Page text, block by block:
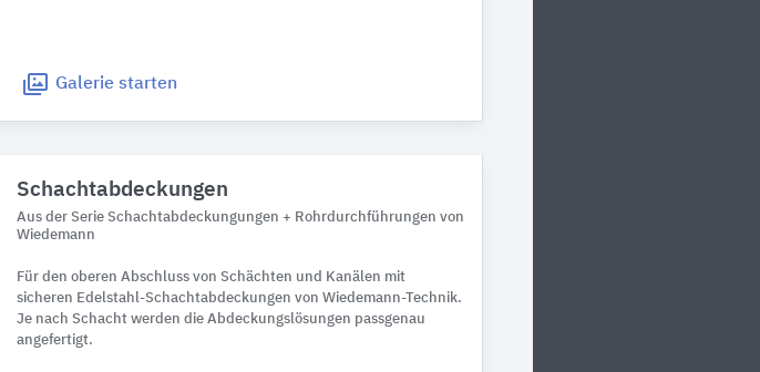
Galerie starten
Schachtabdeckungen
Aus der Serie Schachtabdeckungungen + Rohrdurchführungen von
Wiedemann
Für den oberen Abschluss von Schächten und Kanälen mit
sicheren Edelstahl-Schachtabdeckungen von Wiedemann-Technik.
Je nach Schacht werden die Abdeckungslösungen passgenau
angefertigt.